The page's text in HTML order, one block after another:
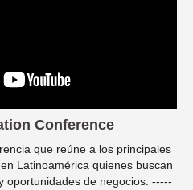
Conference
que reúne a los principales
Latinoamérica quienes buscan
oportunidades de negocios. -----